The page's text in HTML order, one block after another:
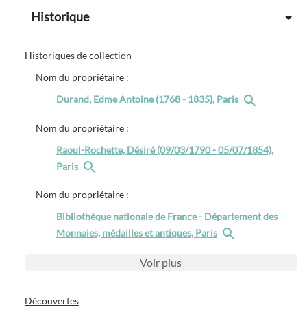
Historique
Historiques de collection
Nom du propriétaire :
Durand, Edme Antoine (1768 - 1835), Paris
Nom du propriétaire :
Raoul-Rochette, Désiré (09/03/1790 - 05/07/1854),
Paris
Nom du propriétaire :
Bibliothèque nationale de France - Département des
Monnaies, médailles et antiques, Paris
Voir plus
Découvertes